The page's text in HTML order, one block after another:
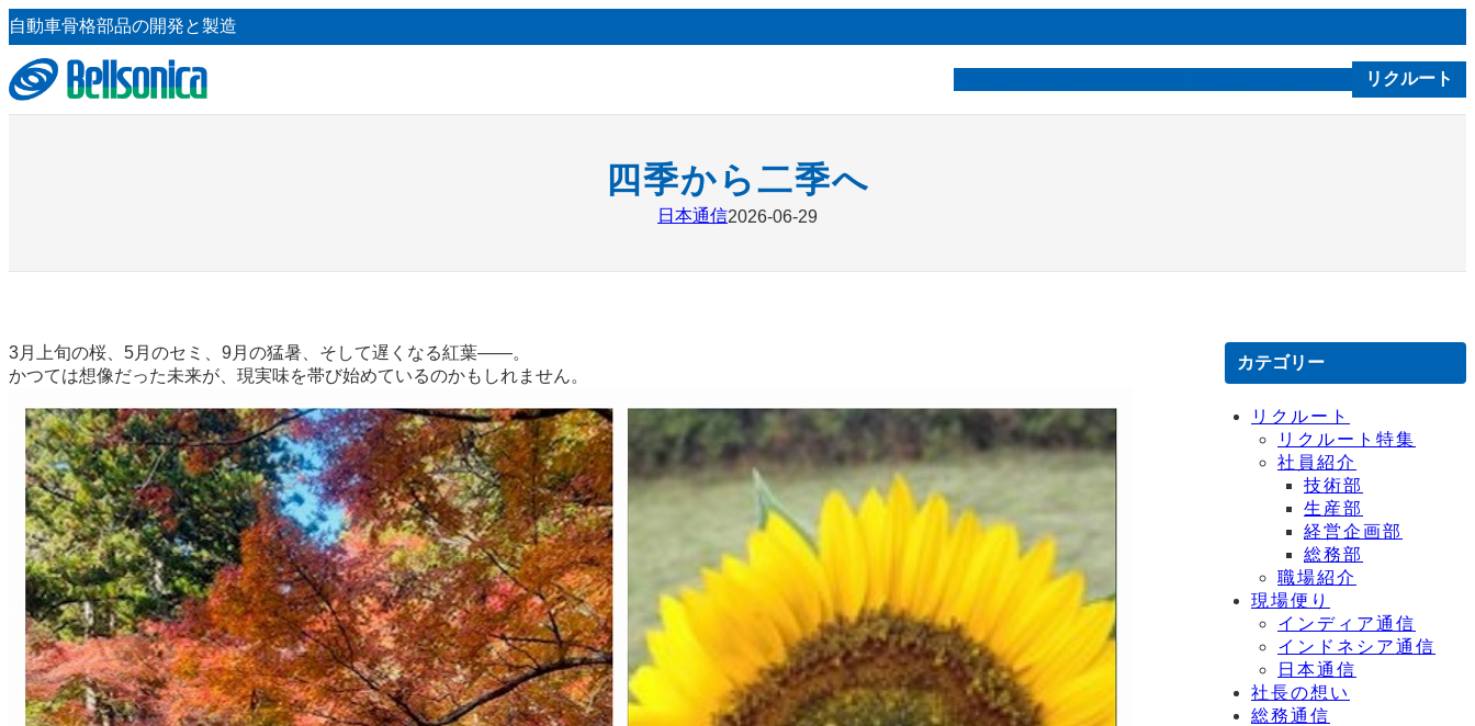
内
容
を
ス
キ
自動車骨格部品の開発と製造
リクルート
四季から二季へ
日本通信2026-06-29
3月上旬の桜、5月のセミ、9月の猛暑、そして遅くなる紅葉――。
かつては想像だった未来が、現実味を帯び始めているのかもしれません。
カテゴリー
リクルート
リクルート特集
社員紹介
技術部
生産部
経営企画部
総務部
職場紹介
現場便り
インディア通信
インドネシア通信
日本通信
社長の想い
総務通信